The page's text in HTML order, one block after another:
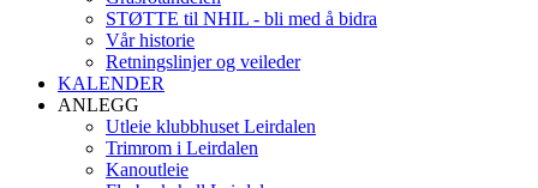
STØTTE til NHIL - bli med å bidra
Vår historie
Retningslinjer og veileder
KALENDER
ANLEGG
Utleie klubbhuset Leirdalen
Trimrom i Leirdalen
Kanoutleie